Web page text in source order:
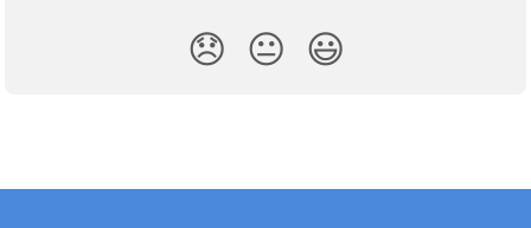
😞 😐 😃